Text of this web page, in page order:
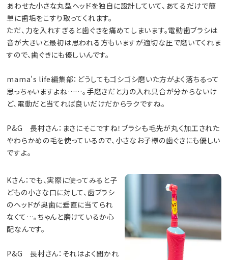
あわせた小さな丸型ヘッドを独自に設計していて、あてるだけで簡
単に歯垢をこすり取ってくれます。
ただ、力を入れすぎると歯ぐきを痛めてしまいます。電動歯ブラシは
音が大きいと最初は思われる方もいますが適切な圧で磨いてくれま
すので、歯ぐきにも優しいんです。
mama’s life編集部：どうしてもゴシゴシ磨いた方がよく落ちるって
思っちゃいますよね……。手磨きだと力の入れ具合が分からないけ
ど、電動だと当てれば良いだけだからラクですね。
P&G 長村さん：まさにそこですね！ブラシも毛先が丸く加工された
やわらかめの毛を使っているので、小さなお子様の歯ぐきにも優しい
ですよ。
Kさん：でも、実際に使ってみると子
どもの小さな口に対して、歯ブラシ
のヘッドが奥歯に垂直に当てられ
なくて…。ちゃんと磨けているか心
配なんです。
P&G 長村さん：それはよく聞かれ